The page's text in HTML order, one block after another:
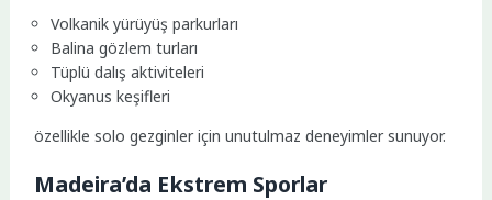
Volkanik yürüyüş parkurları
Balina gözlem turları
Tüplü dalış aktiviteleri
Okyanus keşifleri
özellikle solo gezginler için unutulmaz deneyimler sunuyor.
Madeira’da Ekstrem Sporlar